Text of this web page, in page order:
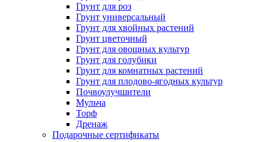
Грунт для роз
Грунт универсальный
Грунт для хвойных растений
Грунт цветочный
Грунт для овощных культур
Грунт для голубики
Грунт для комнатных растений
Грунт для плодово-ягодных культур
Почвоулучшители
Мульча
Торф
Дренаж
Подарочные сертификаты